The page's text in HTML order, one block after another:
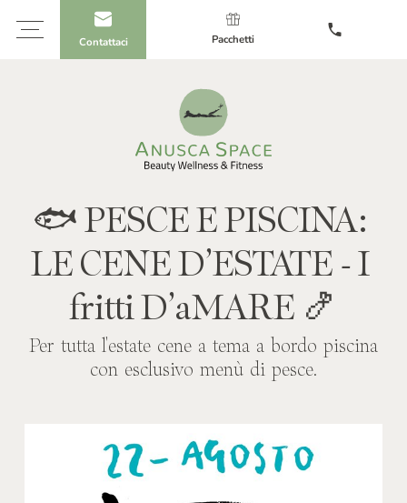
Contattaci Pacchetti
🐟 PESCE E PISCINA:
LE CENE D’ESTATE - I
frittiD’aMARE 🍤
Per tutta l'estate cene a tema a bordo piscina
con esclusivo menù di pesce.